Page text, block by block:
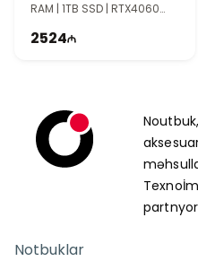
RAM | 1TB SSD | RTX4060
2524
Notbuklar